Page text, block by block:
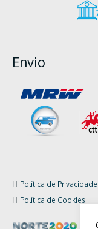
Envio
Política de Privacidade
Política de Cookies